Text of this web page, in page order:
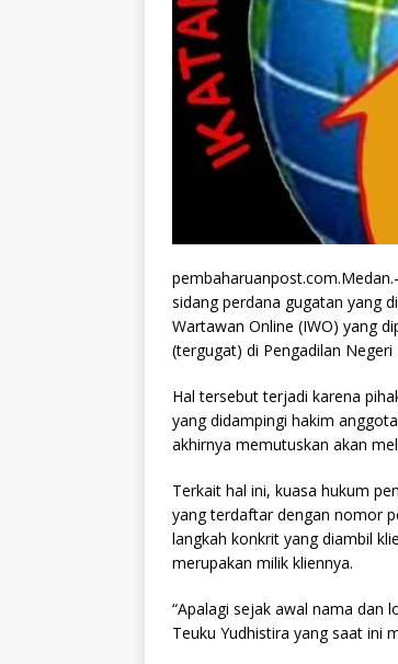
sidang perdana gugatan yang
Wartawan Online (IWO) yang
(tergugat) di Pengadilan
Hal tersebut terjadi karena
yang didampingi hakim
akhirnya memutuskan akan
Terkait hal ini, kuasa hukum
yang terdaftar dengan nomor
langkah konkrit yang diambil
merupakan milik kliennya.
“Apalagi sejak awal nama dan
Teuku Yudhistira yang saat ini